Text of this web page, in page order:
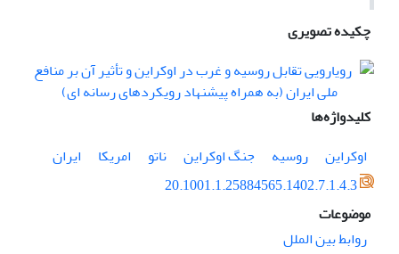
چکیده تصویری
کلیدواژه‌ها
اوکراین
روسیه جنگ اوکراین ناتو امریکا
ایران
20.1001.1.25884565.1402.7.1.4.3
موضوعات
روابط بین الملل